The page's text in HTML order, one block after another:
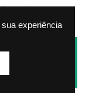
experiência
NOTÍCIAS
NADA.